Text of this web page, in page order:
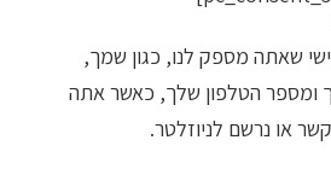
והמלצות
אחרונות
שאתה מספק לנו, כגון שמך,
ומספר הטלפון שלך, כאשר אתה
או נרשם לניוזלטר.